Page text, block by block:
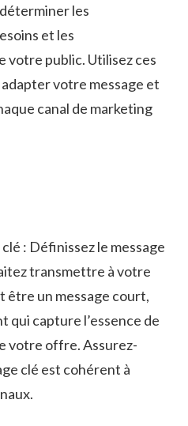
les
⁢et les
votre public. Utilisez ces
votre message et
canal‍ de marketing
: Définissez ⁤le​ message⁣
transmettre‌ à‌ votre
être un message court,
⁣qui capture l’essence de
votre‍ offre. Assurez-
clé⁤ est ‍cohérent à